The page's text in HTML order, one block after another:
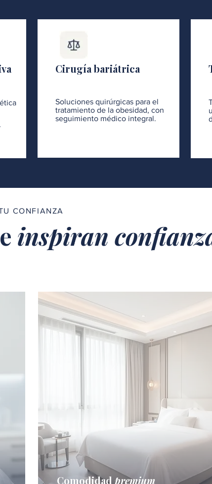
Cirugía bariátrica
Soluciones quirúrgicas para el
tratamiento de la obesidad, con
seguimiento médico integral.
CONFIANZA
inspiran
Comodidad premium